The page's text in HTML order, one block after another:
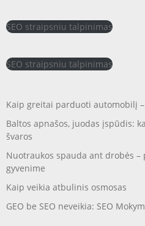
SEO straipsniu talpinimas
SEO straipsniu talpinimas
Kaip greitai parduoti automobilį
Baltos apnašos, juodas įspūdis:
švaros
Nuotraukos spauda ant drobės
gyvenime
Kaip veikia atbulinis osmosas
GEO be SEO neveikia: SEO